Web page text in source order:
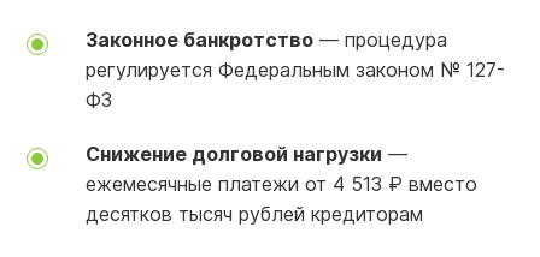
Законное банкротство — процедура
регулируется Федеральным законом № 127-
ФЗ
Снижение долговой нагрузки —
ежемесячные платежи от 4 513 ₽ вместо
десятков тысяч рублей кредиторам